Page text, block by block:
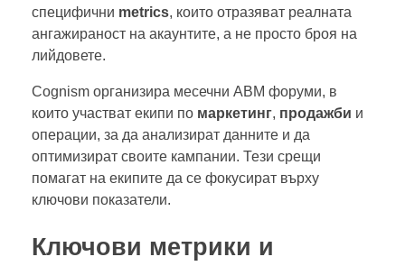
специфични metrics, които отразяват реалната
ангажираност на акаунтите, а не просто броя на
лийдовете.
Cognism организира месечни ABM форуми, в
които участват екипи по маркетинг, продажби и
операции, за да анализират данните и да
оптимизират своите кампании. Тези срещи
помагат на екипите да се фокусират върху
ключови показатели.
Ключови метрики и